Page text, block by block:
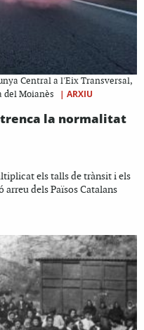
Central a l'Eix Transversal,
del Moianès
| ARXIU
la normalitat
els talls de trànsit i els
dels Països Catalans